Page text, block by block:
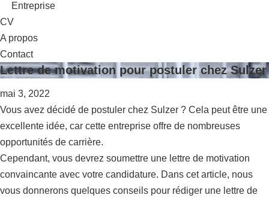
Entreprise
CV
A propos
Contact
Lettre de motivation pour postuler chez Sulzer
mai 3, 2022
Vous avez décidé de postuler chez Sulzer ? Cela peut être une
excellente idée, car cette entreprise offre de nombreuses
opportunités de carrière.
Cependant, vous devrez soumettre une lettre de motivation
convaincante avec votre candidature. Dans cet article, nous
vous donnerons quelques conseils pour rédiger une lettre de